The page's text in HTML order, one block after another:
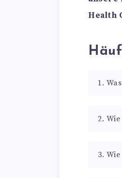
Health
1.
2.
3.